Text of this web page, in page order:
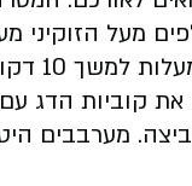
מעל הזוקיני
מערבבים